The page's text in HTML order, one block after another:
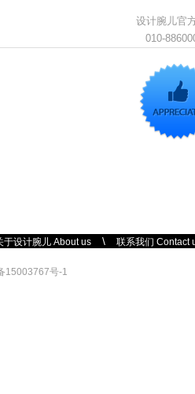
设计腕儿官
010-
于设计腕儿 About us \ 联系我们 Contact
15003767号-1